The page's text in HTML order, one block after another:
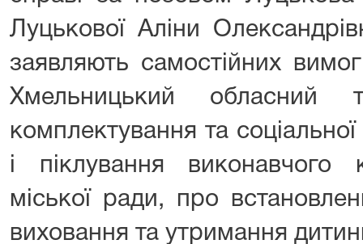
Луцькової Аліни
заявляють самостійних
Хмельницький обласний
комплектування та
і піклування виконавчого
міської ради, про
виховання та утримання